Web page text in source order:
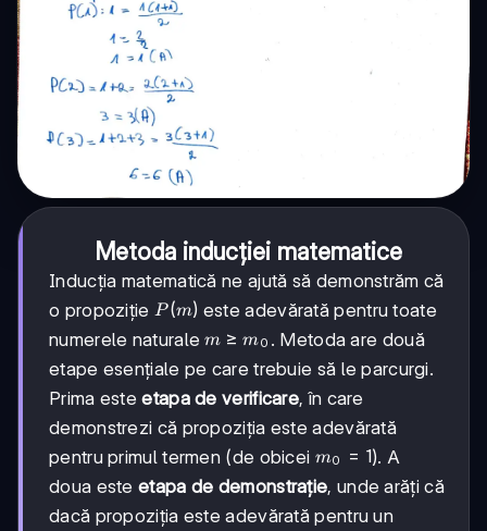
Metoda inducției matematice
Inducția matematică ne ajută să demonstrăm că
o propoziție P(m)
P (m) este adevărată pentru toate
numerele naturalem
m_0
m ≥ m0 . Metoda are două
etape esențiale pe care trebuie să le parcurgi.
Prima esteetapa de verificare, în care
demonstrezi că propoziția este adevărată
pentru primul termen (de obicei m_0
= 1
m0 = 1). A
doua esteetapa de demonstrație, unde arăți că
dacă propoziția este adevărată pentru un